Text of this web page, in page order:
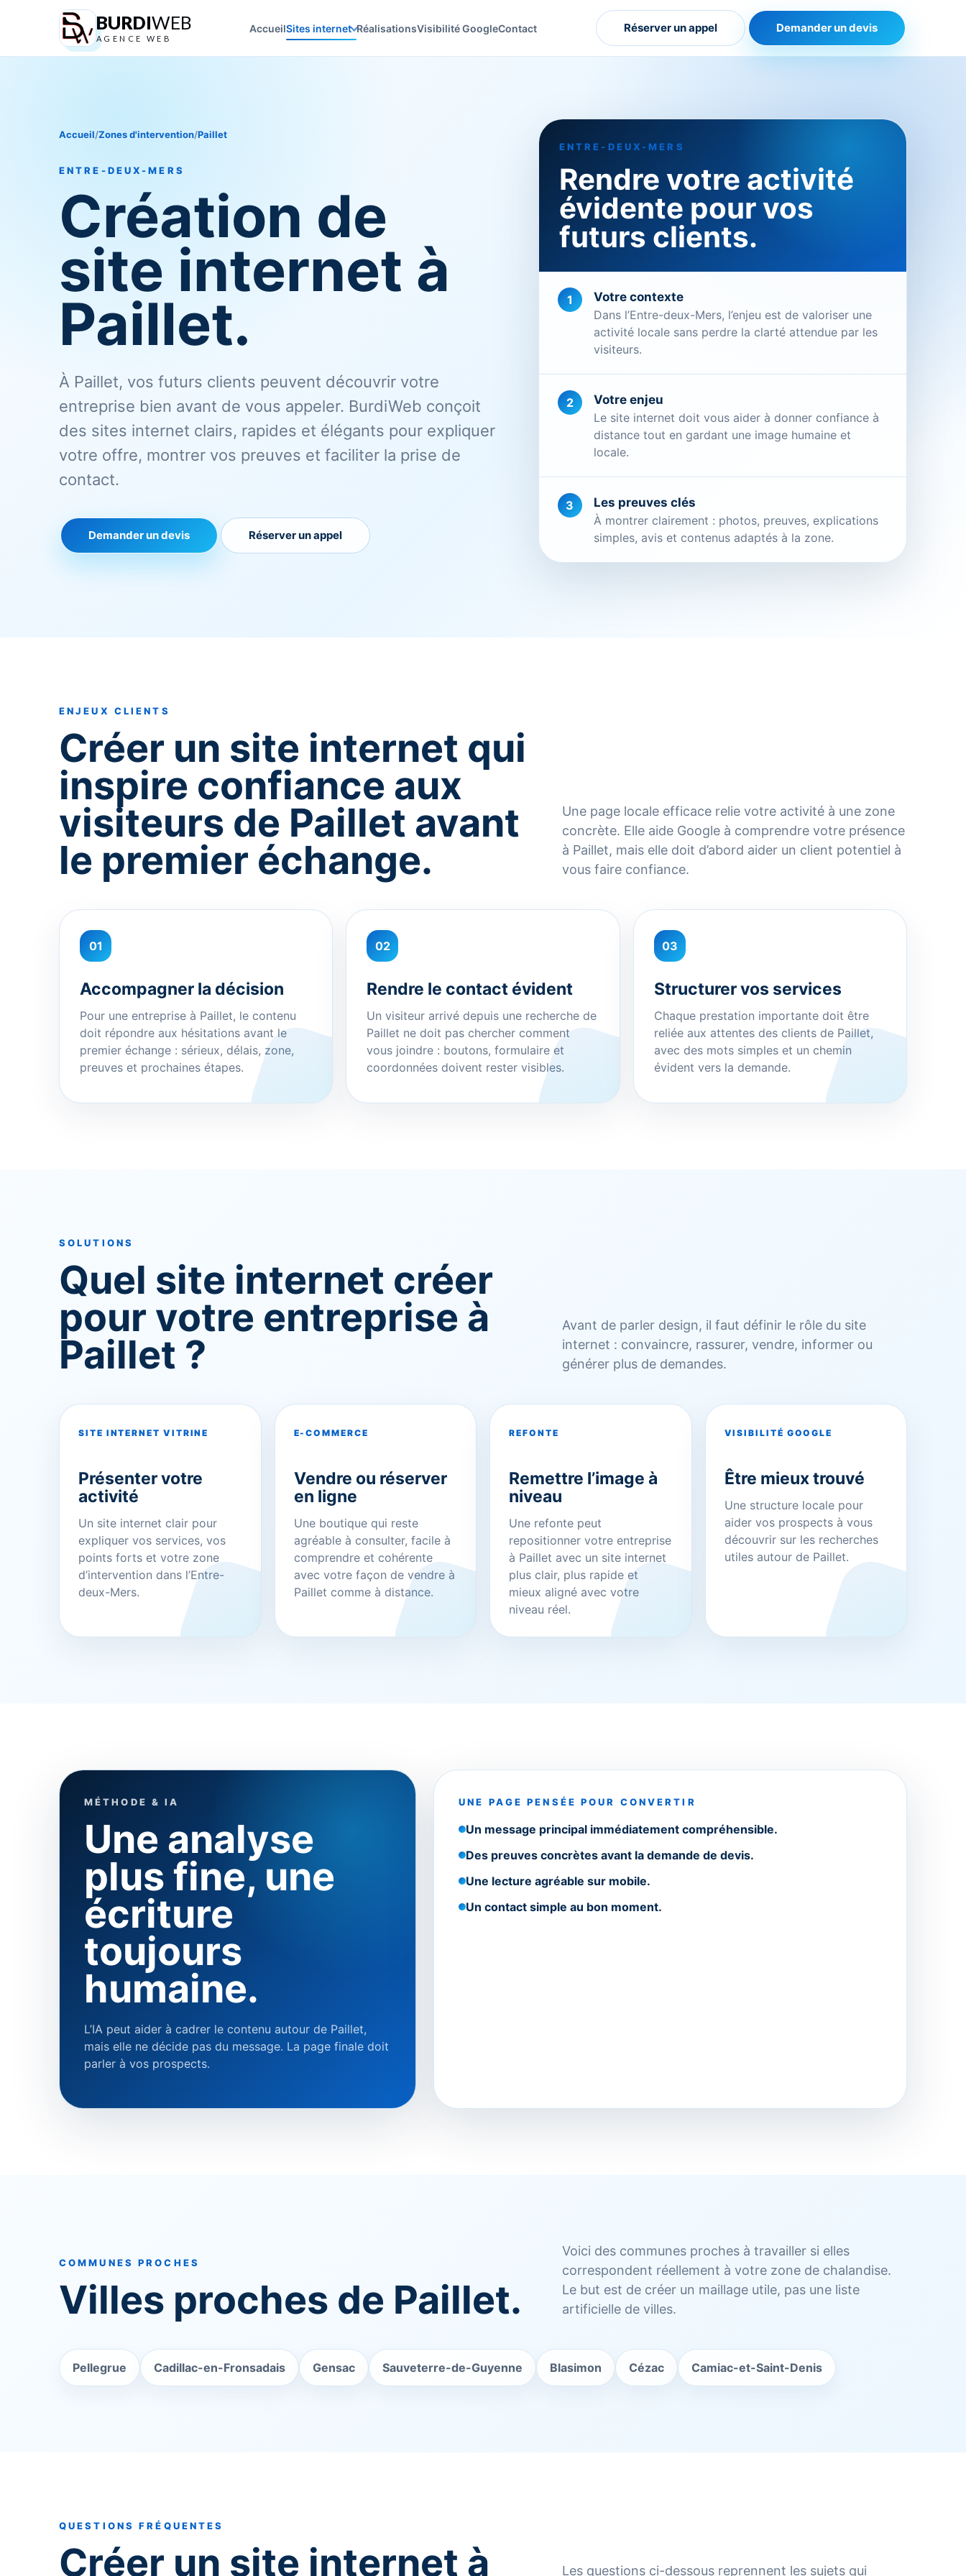
BURDIWEB
AGENCE WEB
AccueilSites internet RéalisationsVisibilité GoogleContact Réserver un appel Demander un devis
Accueil/Zones d'intervention/Paillet
ENTRE-DEUX-MERS
Création de
site internet à
Paillet.
À Paillet, vos futurs clients peuvent découvrir votre
entreprise bien avant de vous appeler. BurdiWeb conçoit
des sites internet clairs, rapides et élégants pour expliquer
votre offre, montrer vos preuves et faciliter la prise de
contact.
Demander un devis Réserver un appel
ENTRE-DEUX-MERS
Rendre votre activité
évidente pour vos
futurs clients.
1
Votre contexte
Dans l’Entre-deux-Mers, l’enjeu est de valoriser une
activité locale sans perdre la clarté attendue par les
visiteurs.
2
Votre enjeu
Le site internet doit vous aider à donner confiance à
distance tout en gardant une image humaine et
locale.
3
Les preuves clés
À montrer clairement : photos, preuves, explications
simples, avis et contenus adaptés à la zone.
ENJEUX CLIENTS
Créer un site internet qui
inspire confiance aux
visiteurs de Paillet avant
le premier échange.
Une page locale efficace relie votre activité à une zone
concrète. Elle aide Google à comprendre votre présence
à Paillet, mais elle doit d’abord aider un client potentiel à
vous faire confiance.
01
Accompagner la décision
Pour une entreprise à Paillet, le contenu
doit répondre aux hésitations avant le
premier échange : sérieux, délais, zone,
preuves et prochaines étapes.
02
Rendre le contact évident
Un visiteur arrivé depuis une recherche de
Paillet ne doit pas chercher comment
vous joindre : boutons, formulaire et
coordonnées doivent rester visibles.
03
Structurer vos services
Chaque prestation importante doit être
reliée aux attentes des clients de Paillet,
avec des mots simples et un chemin
évident vers la demande.
SOLUTIONS
Quel site internet créer
pour votre entreprise à
Paillet ?
Avant de parler design, il faut définir le rôle du site
internet : convaincre, rassurer, vendre, informer ou
générer plus de demandes.
SITE INTERNET VITRINE
Présenter votre
activité
Un site internet clair pour
expliquer vos services, vos
points forts et votre zone
d’intervention dans l’Entre-
deux-Mers.
E-COMMERCE
Vendre ou réserver
en ligne
Une boutique qui reste
agréable à consulter, facile à
comprendre et cohérente
avec votre façon de vendre à
Paillet comme à distance.
REFONTE
Remettre l’image à
niveau
Une refonte peut
repositionner votre entreprise
à Paillet avec un site internet
plus clair, plus rapide et
mieux aligné avec votre
niveau réel.
VISIBILITÉ GOOGLE
Être mieux trouvé
Une structure locale pour
aider vos prospects à vous
découvrir sur les recherches
utiles autour de Paillet.
MÉTHODE & IA
Une analyse
plus fine, une
écriture
toujours
humaine.
L’IA peut aider à cadrer le contenu autour de Paillet,
mais elle ne décide pas du message. La page finale doit
parler à vos prospects.
UNE PAGE PENSÉE POUR CONVERTIR
Un message principal immédiatement compréhensible.
Des preuves concrètes avant la demande de devis.
Une lecture agréable sur mobile.
Un contact simple au bon moment.
COMMUNES PROCHES
Villes proches de Paillet.
Voici des communes proches à travailler si elles
correspondent réellement à votre zone de chalandise.
Le but est de créer un maillage utile, pas une liste
artificielle de villes.
Pellegrue Cadillac-en-Fronsadais Gensac Sauveterre-de-Guyenne Blasimon Cézac Camiac-et-Saint-Denis
QUESTIONS FRÉQUENTES
Créer un site internet à Les questions ci-dessous reprennent les sujets qui